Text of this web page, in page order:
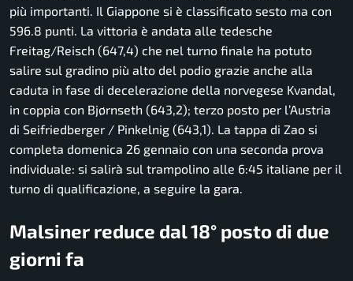
più importanti. Il Giappone si è classificato sesto ma con
596.8 punti. La vittoria è andata alle tedesche
Freitag/Reisch (647,4) che nel turno finale ha potuto
salire sul gradino più alto del podio grazie anche alla
caduta in fase di decelerazione della norvegese Kvandal,
in coppia con Bjørnseth (643,2); terzo posto per l’Austria
di Seifriedberger / Pinkelnig (643,1). La tappa di Zao si
completa domenica 26 gennaio con una seconda prova
individuale: si salirà sul trampolino alle 6:45 italiane per il
turno di qualificazione, a seguire la gara.
Malsiner reduce dal 18° posto di due
giorni fa